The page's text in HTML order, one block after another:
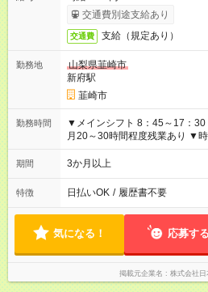
交通費別途支給あり
交通費 支給（規定あり）
勤務地
山梨県韮崎市
新府駅
韮崎市
勤務時間
▼メインシフト 8：45～17：
月20～30時間程度残業あり ▼時差勤務の可能性があるシフト
8：30～17：15（休憩75分） 9
期間 3か月以上
特徴 日払いOK / 履歴書不要
気になる！ 応募する
掲載元企業名 株式会社日